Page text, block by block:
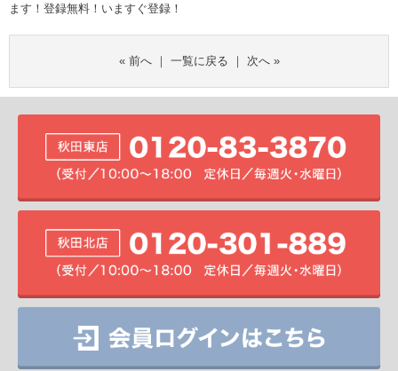
ます！登録無料！ いますぐ登録！
« 前へ｜ 一覧に戻る ｜ 次へ»